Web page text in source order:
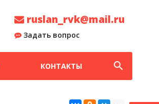
ruslan_rvk@mail.ru
Задать вопрос
КОНТАКТЫ search